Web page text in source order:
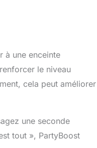
à une enceinte
le niveau
cela peut améliorer
une seconde
tout », PartyBoost